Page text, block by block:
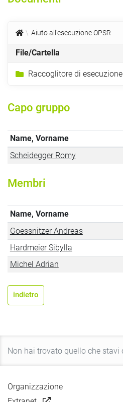
Aiuto all’esecuzione OPSR
File/Cartella
Raccoglitore di esecuzione
Capo gruppo
Name, Vorname
Scheidegger Romy
Membri
Name, Vorname
Goessnitzer Andreas
Hardmeier Sibylla
Michel Adrian
indietro
Organizzazione